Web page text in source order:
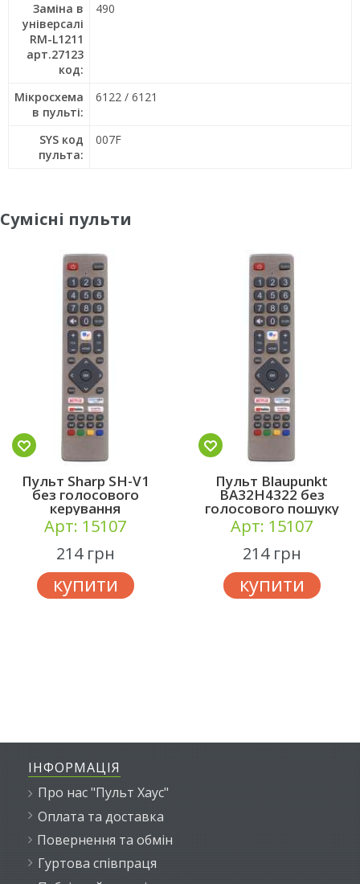
Заміна в
універсалі
RM-L1211
арт.27123
код:
490
Мікросхема
в пульті:
6122 / 6121
SYS код
пульта:
007F
Сумісні пульти
Пульт Sharp SH-V1
без голосового
керування
Арт: 15107
214 грн
купити
Пульт Blaupunkt
BA32H4322 без
голосового пошуку
Арт: 15107
214 грн
купити
ІНФОРМАЦІЯ
Про нас "Пульт Хаус"
Оплата та доставка
Повернення та обмін
Гуртова співпраця